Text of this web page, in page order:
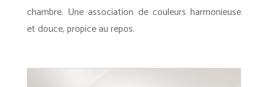
chambre. Une association de couleurs harmonieuse
et douce, propice au repos.